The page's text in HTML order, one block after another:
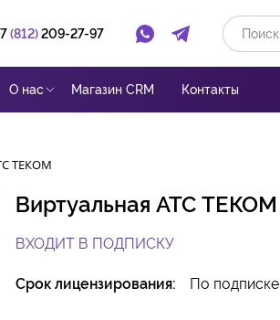
(812)209-27-97
О нас Магазин CRM Контакты
ТЕКОМ
Виртуальная АТС ТЕКОМ
ВХОДИТ В ПОДПИСКУ
Срок лицензирования: По подписке